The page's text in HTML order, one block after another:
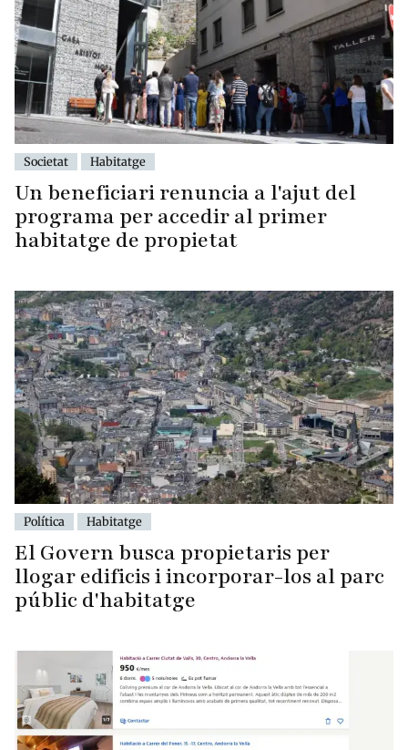
Societat Habitatge
Un beneficiari renuncia a l'ajut del
programa per accedir al primer
habitatge de propietat
Política Habitatge
El Govern busca propietaris per
llogar edificis i incorporar-los al parc
públic d'habitatge